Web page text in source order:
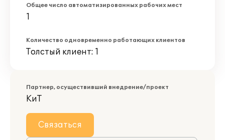
Общее число автоматизированных рабочих мест
1
Количество одновременно работающих клиентов
Толстый клиент: 1
Партнер, осуществивший внедрение/проект
КиТ
Связаться